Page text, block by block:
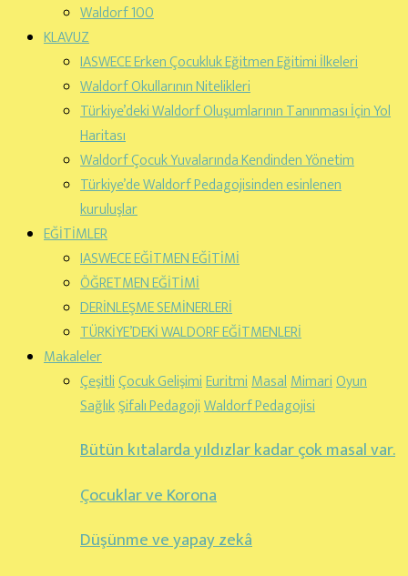
Waldorf 100
KLAVUZ
IASWECE Erken Çocukluk Eğitmen Eğitimi İlkeleri
Waldorf Okullarının Nitelikleri
Türkiye’deki Waldorf Oluşumlarının Tanınması İçin Yol
Haritası
Waldorf Çocuk Yuvalarında Kendinden Yönetim
Türkiye’de Waldorf Pedagojisinden esinlenen
kuruluşlar
EĞİTİMLER
IASWECE EĞİTMEN EĞİTİMİ
ÖĞRETMEN EĞİTİMİ
DERİNLEŞME SEMİNERLERİ
TÜRKİYE’DEKİ WALDORF EĞİTMENLERİ
Makaleler
ÇeşitliÇocuk GelişimiEuritmiMasalMimariOyun
SağlıkŞifalı PedagojiWaldorf Pedagojisi
Bütün kıtalarda yıldızlar kadar çok masal var.
Çocuklar ve Korona
Düşünme ve yapay zekâ